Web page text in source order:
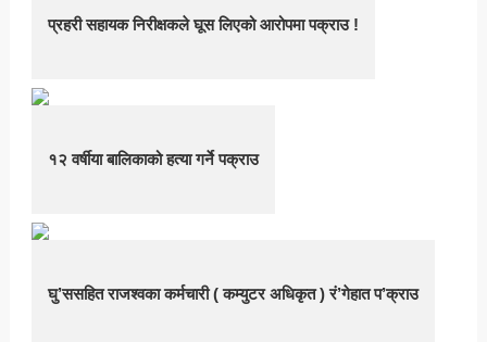
प्रहरी सहायक निरीक्षकले घूस लिएको आरोपमा पक्राउ !
१२ वर्षीया बालिकाको हत्या गर्ने पक्राउ
घु’ससहित राजश्वका कर्मचारी ( कम्युटर अधिकृत ) रं’गेहात प’क्राउ